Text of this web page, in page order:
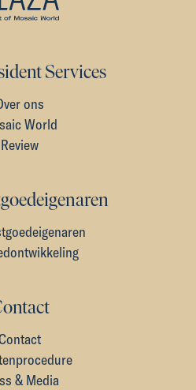
Services
ons
World
Review
& Media